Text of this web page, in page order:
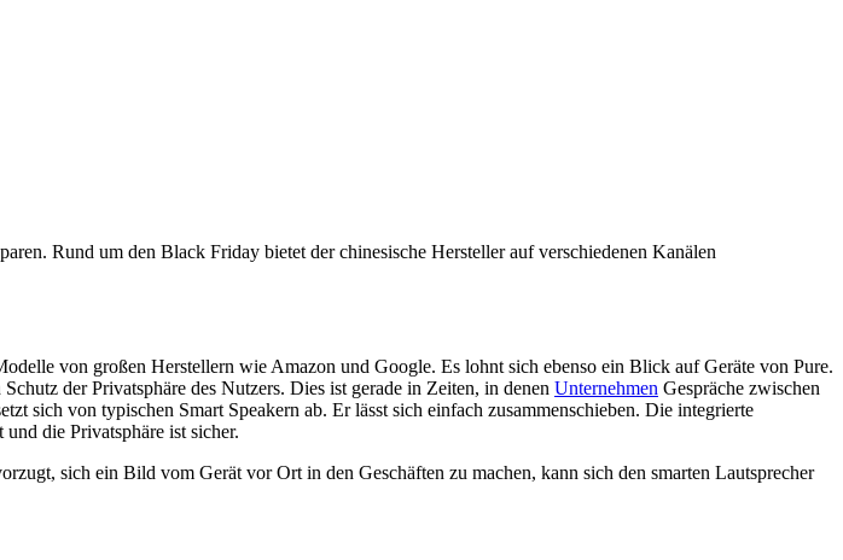
Rund um den Black Friday bietet der chinesische Hersteller auf verschiedenen Kanälen
von großen Herstellern wie Amazon und Google. Es lohnt sich ebenso ein Blick auf Geräte von Pure.
der Privatsphäre des Nutzers. Dies ist gerade in Zeiten, in denen Unternehmen Gespräche zwischen
sich von typischen Smart Speakern ab. Er lässt sich einfach zusammenschieben. Die integrierte
die Privatsphäre ist sicher.
sich ein Bild vom Gerät vor Ort in den Geschäften zu machen, kann sich den smarten Lautsprecher